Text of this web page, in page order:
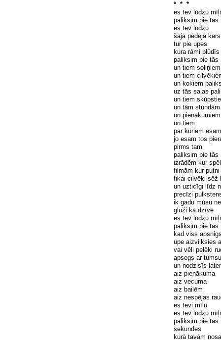
* * *
es tev l ūdzu m
paliksim pie tās
es tev l ūdzu
šajāpēdējā
tur pie upes
kura rāmi pl ūdīs
paliksim pie tās
un tiem soliņiem
un tiem cilvē
un kokiem
uz tās salas
un tiem skū
un tām stundām
un pienākumiem
un tiem
par kuriem
jo esam tos
pirms tam
paliksim pie tās
izrādēm kur spēl
filmām kur putni
tikai cilvēki sēž
un uzticīgi l īdz n
precīzi
ik gadu mūsu
gluži kādzīvē
es tev l ūdzu m
paliksim pie tās
kad viss
upe aizvilksies
vai vēli pel ēki
apsegs ar
un nodzisīs
aiz pienākuma
aiz vecuma
aiz bail ēm
aiz nespējas
es tevi mīlu
es tev l ūdzu m
paliksim pie tās
sekundes
kurātavām